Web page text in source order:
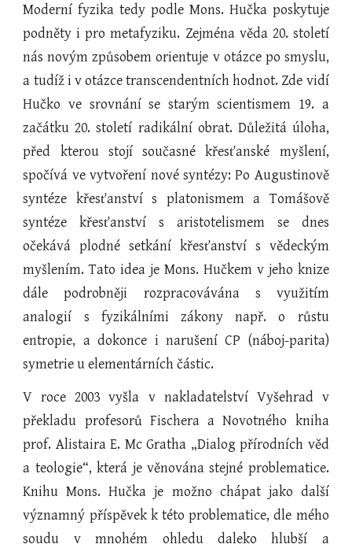
Moderní fyzika tedy podle Mons. Hučka poskytuje
podněty i pro metafyziku. Zejména věda 20. století
nás novým způsobem orientuje v otázce po smyslu,
a tudíž i v otázce transcendentních hodnot. Zde vidí
Hučko ve srovnání se starým scientismem 19. a
začátku 20. století radikální obrat. Důležitá úloha,
před kterou stojí současné křesťanské myšlení,
spočívá ve vytvoření nové syntézy: Po Augustinově
syntéze křesťanství s platonismem a Tomášově
syntéze křesťanství s aristotelismem se dnes
očekává plodné setkání křesťanství s vědeckým
myšlením. Tato idea je Mons. Hučkem v jeho knize
dále podrobněji rozpracovávána s využitím
analogií s fyzikálními zákony např. o růstu
entropie, a dokonce i narušení CP (náboj-parita)
symetrie u elementárních částic.
V roce 2003 vyšla v nakladatelství Vyšehrad v
překladu profesorů Fischera a Novotného kniha
prof. Alistaira E. Mc Gratha „Dialog přírodních věd
a teologie“, která je věnována stejné problematice.
Knihu Mons. Hučka je možno chápat jako další
významný příspěvek k této problematice, dle mého
soudu v mnohém ohledu daleko hlubší a